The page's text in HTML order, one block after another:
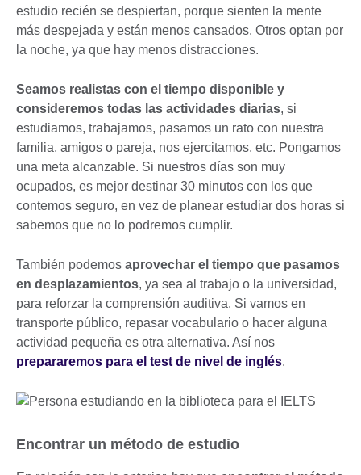
estudio recién se despiertan, porque sienten la mente
más despejada y están menos cansados. Otros optan por
la noche, ya que hay menos distracciones.
Seamos realistas con el tiempo disponible y
consideremos todas las actividades diarias, si
estudiamos, trabajamos, pasamos un rato con nuestra
familia, amigos o pareja, nos ejercitamos, etc. Pongamos
una meta alcanzable. Si nuestros días son muy
ocupados, es mejor destinar 30 minutos con los que
contemos seguro, en vez de planear estudiar dos horas si
sabemos que no lo podremos cumplir.
También podemos aprovechar el tiempo que pasamos
en desplazamientos, ya sea al trabajo o la universidad,
para reforzar la comprensión auditiva. Si vamos en
transporte público, repasar vocabulario o hacer alguna
actividad pequeña es otra alternativa. Así nos
prepararemos para el test de nivel de inglés.
Encontrar un método de estudio